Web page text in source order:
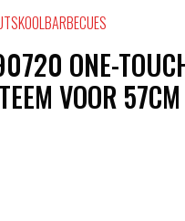
ONE-
VOOR 57CM